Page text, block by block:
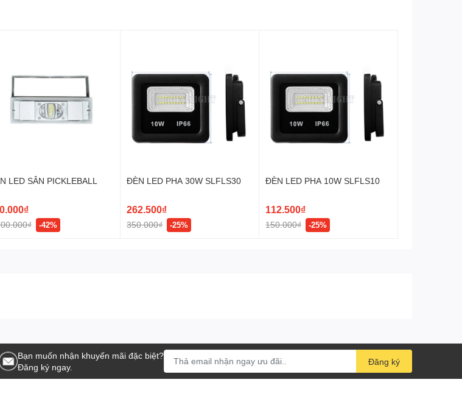
và các công trình lớn, mang lại không
sát.
LED SÂN PICKLEBALL
-42%
ĐÈN LED PHA 30W SLFLS30
262.500₫
350.000₫ -25%
ĐÈN LED PHA 10W SLFLS10
112.500₫
150.000₫ -25%
Bạn muốn nhận khuyến mãi đặc biệt?
Đăng ký ngay.
Đăng ký